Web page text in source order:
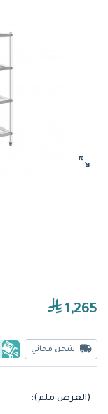
1,265
شحن مجاني
(العرض ملم):